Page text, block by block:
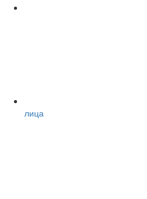
лица